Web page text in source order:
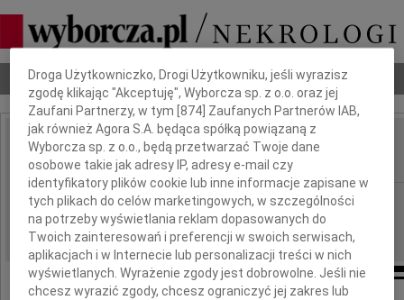
Nekrologi Odeszli Poradnik pogrzebowy
IMIĘ I NAZWISKO: Barbara Westfal
REGION: Kraków
DATA EMISJI: 05.06.2012
Dbamy o Twoją prywatność
Droga Użytkowniczko, Drogi Użytkowniku, jeśli wyrazisz
zgodę klikając "Akceptuję", Wyborcza sp. z o.o. oraz jej
Zaufani Partnerzy, w tym [874 ] Zaufanych Partnerów IAB,
jak również Agora S.A. będąca spółką powiązaną z
Wyborcza sp. z o.o., będą przetwarzać Twoje dane
osobowe takie jak adresy IP, adresy e-mail czy
identyfikatory plików cookie lub inne informacje zapisane w
tych plikach do celów marketingowych, w szczególności
na potrzeby wyświetlania reklam dopasowanych do
Twoich zainteresowań i preferencji w swoich serwisach,
aplikacjach i w Internecie lub personalizacji treści w nich
wyświetlanych. Wyrażenie zgody jest dobrowolne. Jeśli nie
chcesz wyrazić zgody, chcesz ograniczyć jej zakres lub